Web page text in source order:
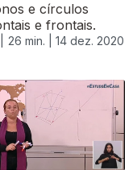
e círculos
e frontais.
26 min. | 14 dez. 2020